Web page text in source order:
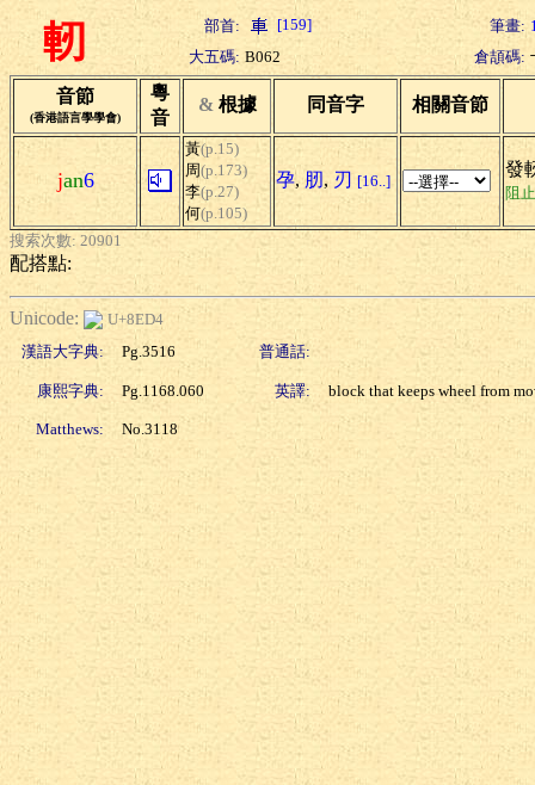
軔 部首: [159] 筆畫:
大五碼: B062 倉頡碼:
音節
(香港語言學學會)
粵
音
& 根據 同音字 相關音節
jan6
黃(p.15)
周(p.173)
李(p.27)
何(p.105)
孕, 肕, 刃 [16..]
發
阻
搜索次數: 20901
配搭點:
Unicode:
U+8ED4
漢語大字典:
Pg.3516 普通話:
康熙字典: Pg.1168.060 英譯: block that keeps wheel from
Matthews: No.3118